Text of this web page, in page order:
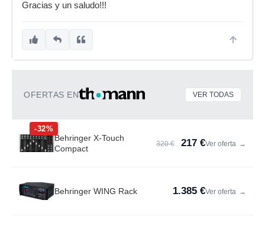
Gracias y un saludo!!!
OFERTAS EN VER TODAS
-32%
Behringer X-Touch
Compact
320 € 217 €Ver oferta →
Behringer WING Rack 1.385 €Ver oferta →